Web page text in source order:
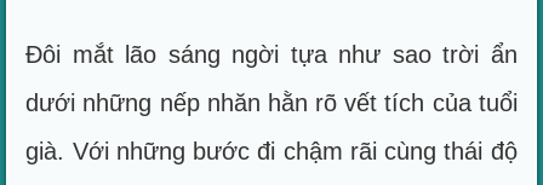
Đôi mắt lão sáng ngời tựa như sao trời ẩn
dưới những nếp nhăn hằn rõ vết tích của tuổi
già. Với những bước đi chậm rãi cùng thái độ